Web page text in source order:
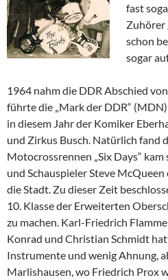
fast
Zuhörer
schon
sogar
1964 nahm die DDR Abschied
führte die „Mark der DDR“
in diesem Jahr der Komiker
und Zirkus Busch. Natürlich fand
Motocrossrennen „Six Days“
und Schauspieler Steve
die Stadt. Zu dieser Zeit
10. Klasse der Erweiterten
zu machen. Karl-Friedrich
Konrad und Christian Schmidt
Instrumente und wenig Ahnung,
Marlishausen, wo Friedrich Prox